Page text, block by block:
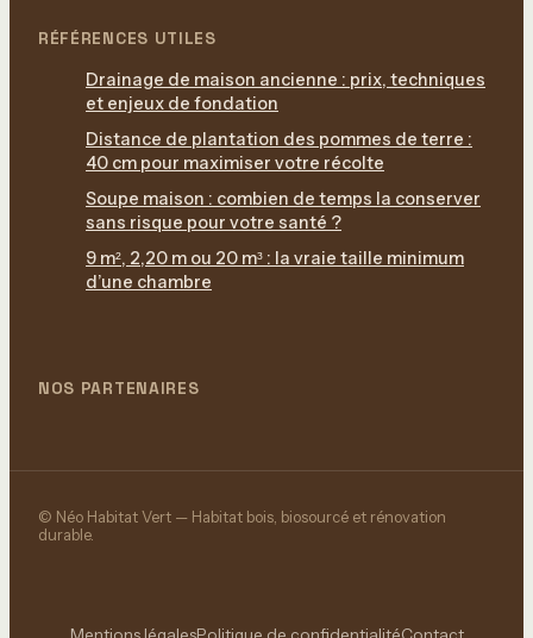
RÉFÉRENCES UTILES
Drainage de maison ancienne : prix, techniques
et enjeux de fondation
Distance de plantation des pommes de terre :
40 cm pour maximiser votre récolte
Soupe maison : combien de temps la conserver
sans risque pour votre santé ?
9 m², 2,20 m ou 20 m³ : la vraie taille minimum
d’une chambre
NOS PARTENAIRES
© Néo Habitat Vert — Habitat bois, biosourcé et rénovation
durable.